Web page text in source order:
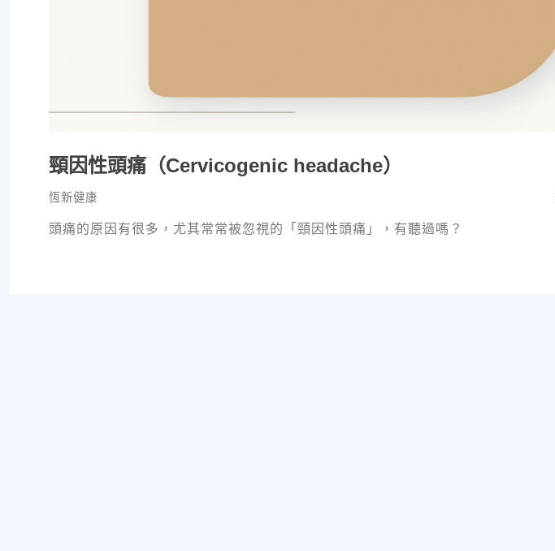
頸因性頭痛（Cervicogenic headache）
恆新健康
頭痛的原因有很多，尤其常常被忽視的「頸因性頭痛」，有聽過嗎？